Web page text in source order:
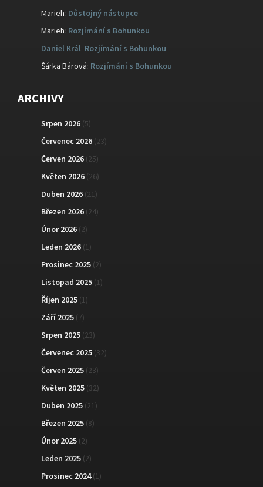
Marieh Důstojný nástupce
Marieh Rozjímání s Bohunkou
Daniel Král: Rozjímání s Bohunkou
Šárka Bárová: Rozjímání s Bohunkou
ARCHIVY
Srpen 2026 (5)
Červenec 2026 (23)
Červen 2026 (25)
Květen 2026 (26)
Duben 2026 (21)
Březen 2026 (24)
Únor 2026 (2)
Leden 2026 (1)
Prosinec 2025 (2)
Listopad 2025 (1)
Říjen 2025 (1)
Září 2025 (7)
Srpen 2025 (23)
Červenec 2025 (32)
Červen 2025 (23)
Květen 2025 (32)
Duben 2025 (21)
Březen 2025 (8)
Únor 2025 (2)
Leden 2025 (2)
Prosinec 2024(1)